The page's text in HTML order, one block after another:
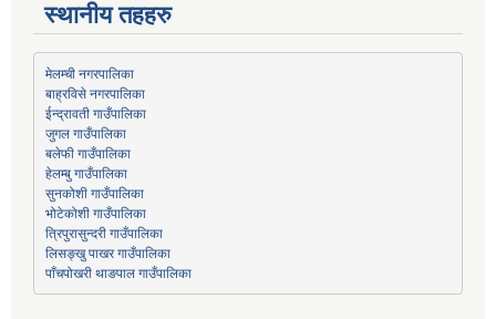
स्थानीय तहहरु
मेलम्ची नगरपालिका
बाह्रविसे नगरपालिका
ईन्द्रावती गाउँपालिका
जुगल गाउँपालिका
बलेफी गाउँपालिका
हेलम्बु गाउँपालिका
सुनकोशी गाउँपालिका
भोटेकोशी गाउँपालिका
त्रिपुरासुन्दरी गाउँपालिका
लिसङ्खु पाखर गाउँपालिका
पाँचपोखरी थाङपाल गाउँपालिका